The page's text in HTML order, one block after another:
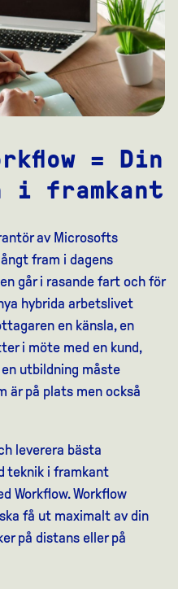
= Din
i framkant
av Microsofts
fram i dagens
går i rasande fart och för
hybrida arbetslivet
en känsla, en
i möte med en kund,
utbildning måste
är på plats men också
leverera bästa
teknik i framkant
Workflow. Workflow
få ut maximalt av din
på distans eller på